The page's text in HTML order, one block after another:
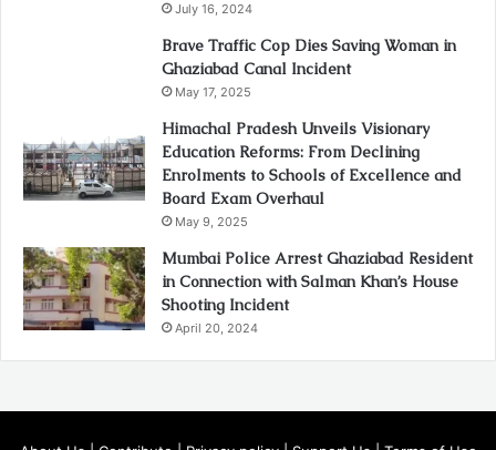
July 16, 2024
Brave Traffic Cop Dies Saving Woman in
Ghaziabad Canal Incident
May 17, 2025
Himachal Pradesh Unveils Visionary
Education Reforms: From Declining
Enrolments to Schools of Excellence and
Board Exam Overhaul
May 9, 2025
Mumbai Police Arrest Ghaziabad Resident
in Connection with Salman Khan’s House
Shooting Incident
April 20, 2024